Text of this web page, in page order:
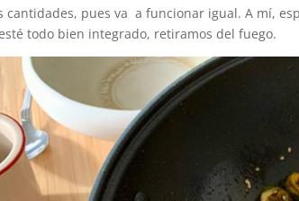
cantidades, pues va a funcionar igual. A mí,
todo bien integrado, retiramos del fuego.